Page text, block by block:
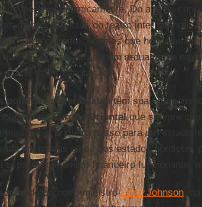
recuperar economicamente. Do alto da
muitos aspectos do teatro internacional.
é preocupante. Aqueles que hoje
há anos se empenham arduamente em
uma maior integração.
políticos soberanistastêm suas
na Europa Orientalque sempre
não o primeiro passo para um estado
em muitas elites dos estados nórdicos,
espaço econômico-financeiro funcionante,
do primeiro-ministroBoris Johnson, na